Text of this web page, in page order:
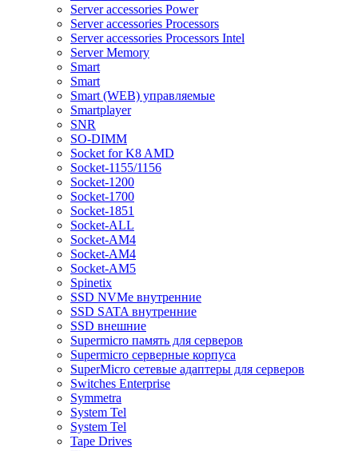
Server accessories Power
Server accessories Processors
Server accessories Processors Intel
Server Memory
Smart
Smart
Smart (WEB) управляемые
Smartplayer
SNR
SO-DIMM
Socket for K8 AMD
Socket-1155/1156
Socket-1200
Socket-1700
Socket-1851
Socket-ALL
Socket-AM4
Socket-AM4
Socket-AM5
Spinetix
SSD NVMe внутренние
SSD SATA внутренние
SSD внешние
Supermicro память для серверов
Supermicro серверные корпуса
SuperMicro сетевые адаптеры для серверов
Switches Enterprise
Symmetra
System Tel
System Tel
Tape Drives